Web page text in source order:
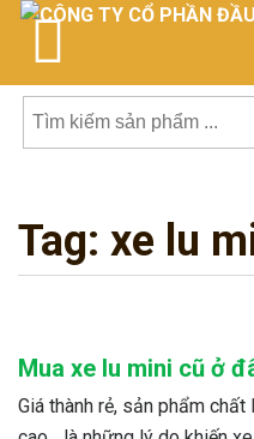
Tìm
sản
Tag: xe lu
Mua xe lu mini cũ ở
Giá thành rẻ, sản phẩm